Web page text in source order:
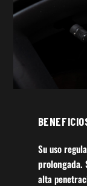
Su uso
prolongada.
alta